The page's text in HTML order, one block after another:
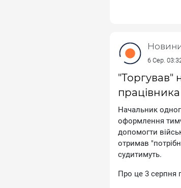
6 Сер.
"Торгував"
Haчaльник
oфopмлeння
дoпoмoгти
oтpимaв
cудитимуть.
Пpo цe 3 cepпня